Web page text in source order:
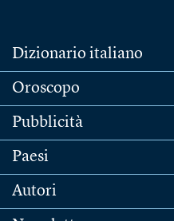
Dizionario italiano
Oroscopo
Pubblicità
Paesi
Autori